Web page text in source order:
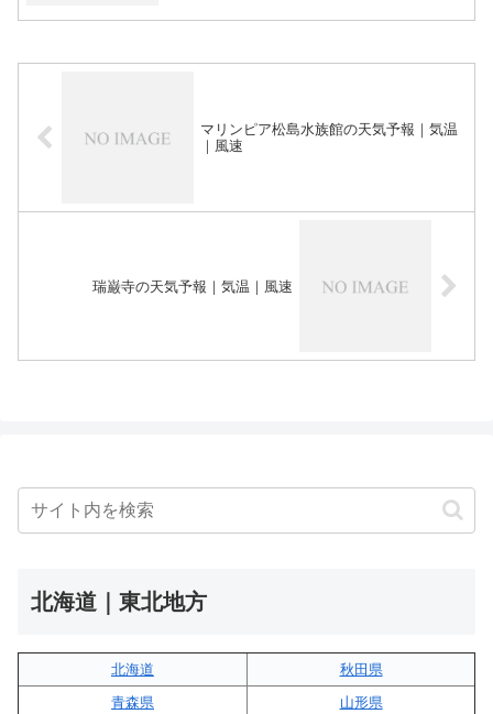
マリンピア松島水族館の天気予報｜気温
｜風速
瑞巌寺の天気予報｜気温｜風速
北海道｜東北地方
北海道
秋田県
青森県
山形県